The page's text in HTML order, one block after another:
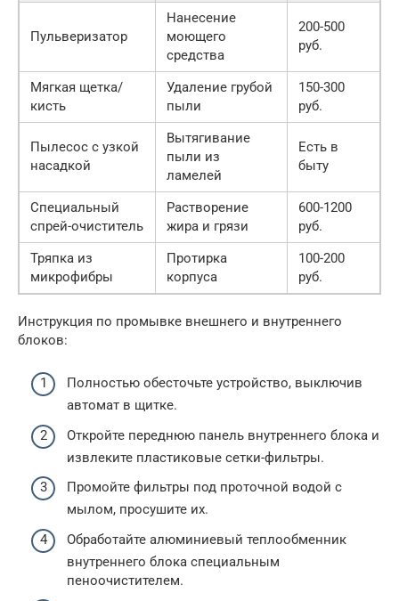
Пульверизатор
Нанесение
моющего
средства
200-500
руб.
Мягкая щетка/
кисть
Удаление грубой
пыли
150-300
руб.
Пылесос с узкой
насадкой
Вытягивание
пыли из
ламелей
Есть в
быту
Специальный
спрей-очиститель
Растворение
жира и грязи
600-1200
руб.
Тряпка из
микрофибры
Протирка
корпуса
100-200
руб.
Инструкция по промывке внешнего и внутреннего
блоков:
Полностью обесточьте устройство, выключив
автомат в щитке.
Откройте переднюю панель внутреннего блока и
извлеките пластиковые сетки-фильтры.
Промойте фильтры под проточной водой с
мылом, просушите их.
Обработайте алюминиевый теплообменник
внутреннего блока специальным
пеноочистителем.